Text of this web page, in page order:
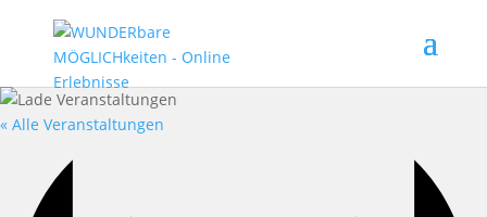
« Alle Veranstaltungen